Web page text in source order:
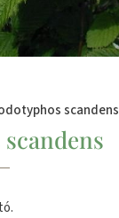
scandens